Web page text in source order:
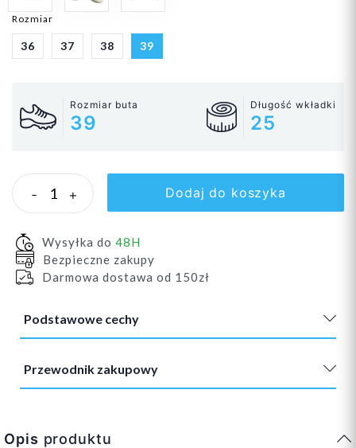
Rozmiar
36 37 38 39
Rozmiar buta
39
Długość wkładki
25
- + Dodaj do koszyka
Wysyłka do 48H
Bezpieczne zakupy
Darmowa dostawa od 150zł
Podstawowe cechy
Przewodnik zakupowy
Opis produktu